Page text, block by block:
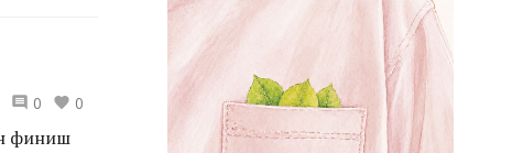
0 0
финиш